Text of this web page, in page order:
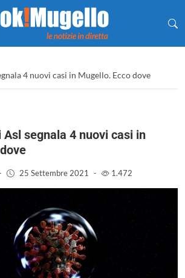
4 nuovi casi in Mugello. Ecco dove
Asl segnala 4 nuovi casi in
25 Settembre 2021 - 1.472